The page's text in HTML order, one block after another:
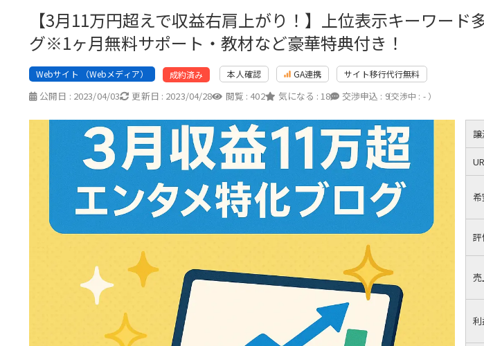
【3月11万円超えで収益右肩上がり！】上位表示キーワー
グ※1ヶ月無料サポート・教材など豪華特典付き！
Webサイト （Webメディア） 成約済み 本人確認 GA連携 サイト移行代行無料
公開日 : 2023/04/03 更新日 : 2023/04/28 閲覧 : 402 気になる : 18 交渉申込 : 9
（交渉中 : - ）
利